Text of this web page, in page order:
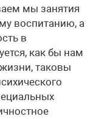
мы занятия
воспитанию, а
в
как бы нам
таковы